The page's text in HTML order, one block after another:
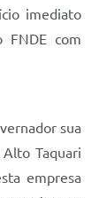
imediato
com
sua
Taquari
empresa